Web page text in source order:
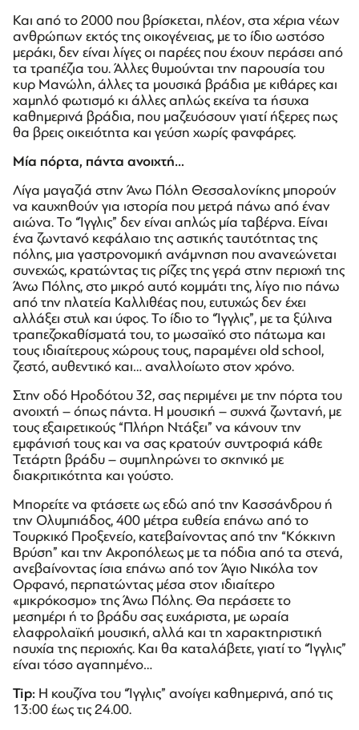
Και από το 2000 που βρίσκεται, πλέον, στα χέρια νέων
ανθρώπων εκτός της οικογένειας, με το ίδιο ωστόσο
μεράκι, δεν είναι λίγες οι παρέες που έχουν περάσει από
τα τραπέζια του. Άλλες θυμούνται την παρουσία του
κυρ Μανώλη, άλλες τα μουσικά βράδια με κιθάρες και
χαμηλό φωτισμό κι άλλες απλώς εκείνα τα ήσυχα
καθημερινά βράδια, που μαζευόσουν γιατί ήξερες πως
θα βρεις οικειότητα και γεύση χωρίς φανφάρες.
Μία πόρτα, πάντα ανοιχτή…
Λίγα μαγαζιά στην Άνω Πόλη Θεσσαλονίκης μπορούν
να καυχηθούν για ιστορία που μετρά πάνω από έναν
αιώνα. Το “Ίγγλις” δεν είναι απλώς μία ταβέρνα. Είναι
ένα ζωντανό κεφάλαιο της αστικής ταυτότητας της
πόλης, μια γαστρονομική ανάμνηση που ανανεώνεται
συνεχώς, κρατώντας τις ρίζες της γερά στην περιοχή της
Άνω Πόλης, στο μικρό αυτό κομμάτι της, λίγο πιο πάνω
από την πλατεία Καλλιθέας που, ευτυχώς δεν έχει
αλλάξει στυλ και ύφος. Το ίδιο το “Ίγγλις”, με τα ξύλινα
τραπεζοκαθίσματά του, το μωσαϊκό στο πάτωμα και
τους ιδιαίτερους χώρους τους, παραμένει old school,
ζεστό, αυθεντικό και… αναλλοίωτο στον χρόνο.
Στην οδό Ηροδότου 32, σας περιμένει με την πόρτα του
ανοιχτή – όπως πάντα. Η μουσική – συχνά ζωντανή, με
τους εξαιρετικούς “Πλήρη Ντάξει” να κάνουν την
εμφάνισή τους και να σας κρατούν συντροφιά κάθε
Τετάρτη βράδυ – συμπληρώνει το σκηνικό με
διακριτικότητα και γούστο.
Μπορείτε να φτάσετε ως εδώ από την Κασσάνδρου ή
την Ολυμπιάδος, 400 μέτρα ευθεία επάνω από το
Τουρκικό Προξενείο, κατεβαίνοντας από την “Κόκκινη
Βρύση” και την Ακροπόλεως με τα πόδια από τα στενά,
ανεβαίνοντας ίσια επάνω από τον Άγιο Νικόλα τον
Ορφανό, περπατώντας μέσα στον ιδιαίτερο
«μικρόκοσμο» της Άνω Πόλης. Θα περάσετε το
μεσημέρι ή το βράδυ σας ευχάριστα, με ωραία
ελαφρολαϊκή μουσική, αλλά και τη χαρακτηριστική
ησυχία της περιοχής. Και θα καταλάβετε, γιατί το “Ίγγλις”
είναι τόσο αγαπημένο…
Tip: Η κουζίνα του “Ίγγλις” ανοίγει καθημερινά, από τις
13:00 έως τις 24.00.